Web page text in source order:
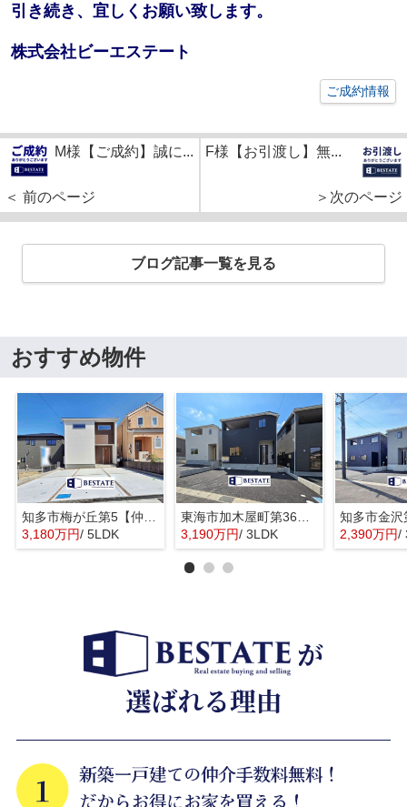
引き続き、宜しくお願い致します。
株式会社ビーエステート
ご成約情報
M様【ご成約】誠に...
＜ 前のページ
F様【お引渡し】無...
＞次のページ
ブログ記事一覧を見る
おすすめ物件
3,180万円/ 5LDK
3,190万円/ 3LDK 2,390万円/